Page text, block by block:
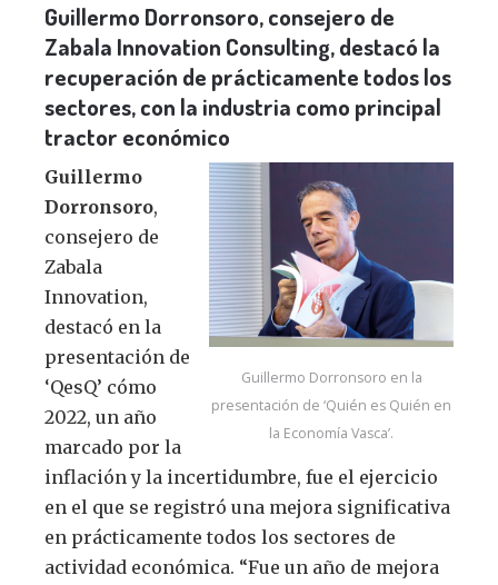
Guillermo Dorronsoro, consejero de
Zabala Innovation Consulting, destacó la
recuperación de prácticamente todos los
sectores, con la industria como principal
tractor económico
Guillermo Dorronsoro en la
presentación de ‘Quién es Quién en
la Economía Vasca’.
Guillermo
Dorronsoro,
consejero de
Zabala
Innovation,
destacó en la
presentación de
‘QesQ’ cómo
2022, un año
marcado por la
inflación y la incertidumbre, fue el ejercicio
en el que se registró una mejora significativa
en prácticamente todos los sectores de
actividad económica. “Fue un año de mejora